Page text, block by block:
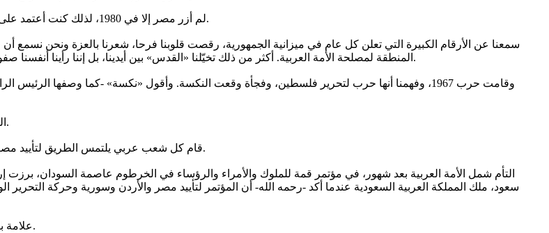
لم أزر مصر إلا في 1980، لذلك كنت أعتمد على ما أسمعه. والحق إنني لم أكن أسمع الرأي الآخر، بل كنت أرفضه واعدّه حاقدا ومختلفا.
سمعنا عن الأرقام الكبيرة التي تعلن كل عام في ميزانية الجمهورية، رقصت قلوبنا فرحا، شعرنا بالعزة ونحن
المنطقة لمصلحة الأمة العربية. أكثر من ذلك تخيّلنا «القدس» بين أيدينا، بل إننا رأينا أنفسنا صفوفا نؤدي الصلاة في الأقصى، سمعنا أن الجامعات المصرية معاقل علم، وبحث، ودراسة.
وقامت حرب 1967، وفهمنا أنها حرب لتحرير فلسطين، وفجأة وقعت النكسة. وأقول «نكسة» -كما وصفها
المفاجأة الكبرى، عندما أعلن الرئيس عبدالناصر أنه كان مخدوعا، وأنه يتحمل المسؤولية.
قام كل شعب عربي يلتمس الطريق لتأييد مصر في محنتها، كي يبقى أمل الأمة في نفسها حيّا، لا بد لإرادة الأمة أن تعيش وتفعل فعلها.
التأم شمل الأمة العربية بعد شهور، في مؤتمر قمة للملوك والأمراء والرؤساء في الخرطوم عاصمة السودان، برزت
سعود، ملك المملكة العربية السعودية عندما أكد -رحمه الله- أن المؤتمر لتأييد مصر والأردن وسورية وحركة
علامة بارزة في سجل التاريخ العربي، تجسد قوة إرادة الأمة عندما تتوحد كلمتها، وتتضح أهدافها.